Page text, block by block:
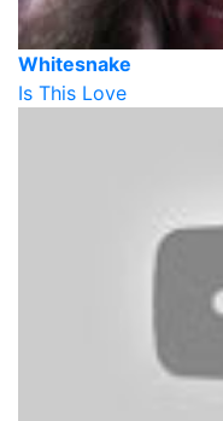
Whitesnake
Is This Love